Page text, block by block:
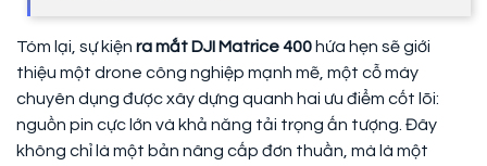
Tóm lại, sự kiện ra mắt DJI Matrice 400 hứa hẹn sẽ giới
thiệu một drone công nghiệp mạnh mẽ, một cỗ máy
chuyên dụng được xây dựng quanh hai ưu điểm cốt lõi:
nguồn pin cực lớn và khả năng tải trọng ấn tượng. Đây
không chỉ là một bản nâng cấp đơn thuần, mà là một